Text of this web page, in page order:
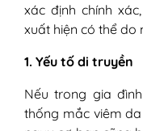
xác định chính
xuất hiện có thể do
1. Yếu tố di truyền
Nếu trong gia
thống mắc viêm